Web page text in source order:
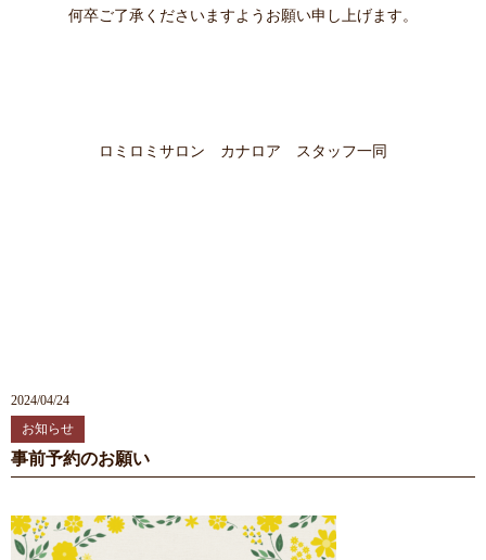
何卒ご了承くださいますようお願い申し上げます。
ロミロミサロン カナロア スタッフ一同
2024/04/24
お知らせ
事前予約のお願い